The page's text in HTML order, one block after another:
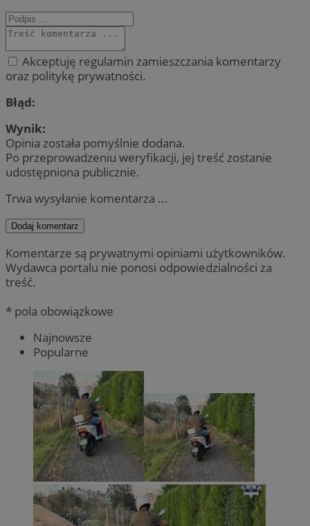
Akceptuję regulamin zamieszczania komentarzy
oraz politykę prywatności.
Błąd:
Wynik:
Opinia została pomyślnie dodana.
Po przeprowadzeniu weryfikacji, jej treść zostanie
udostępniona publicznie.
Trwa wysyłanie komentarza ...
Dodaj komentarz
Komentarze są prywatnymi opiniami użytkowników.
Wydawca portalu nie ponosi odpowiedzialności za
treść.
* pola obowiązkowe
Najnowsze
Popularne